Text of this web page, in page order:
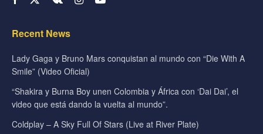
Recent News
Lady Gaga y Bruno Mars conquistan al mundo con “Die With A
Smile” (Video Oficial)
“Shakira y Burna Boy unen Colombia y África con ‘Dai Dai’, el
video que está dando la vuelta al mundo”.
Coldplay – A Sky Full Of Stars (Live at River Plate)